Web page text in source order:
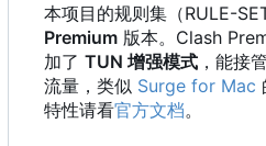
本项目的规则集 （RULE-
Premium 版本。Clash
加了 TUN 增强模式 ，能接
流量，类似 Surge for Mac
特性请看官方文档。